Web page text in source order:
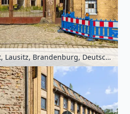
Fabrikgebäude in Forst, Lausitz, Brandenburg, Deutschland